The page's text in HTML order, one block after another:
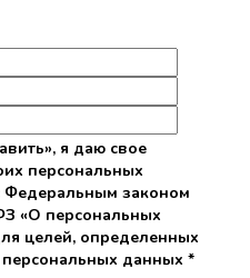
я даю свое
персональных
Федеральным законом
«О персональных
целей, определенных
данных *